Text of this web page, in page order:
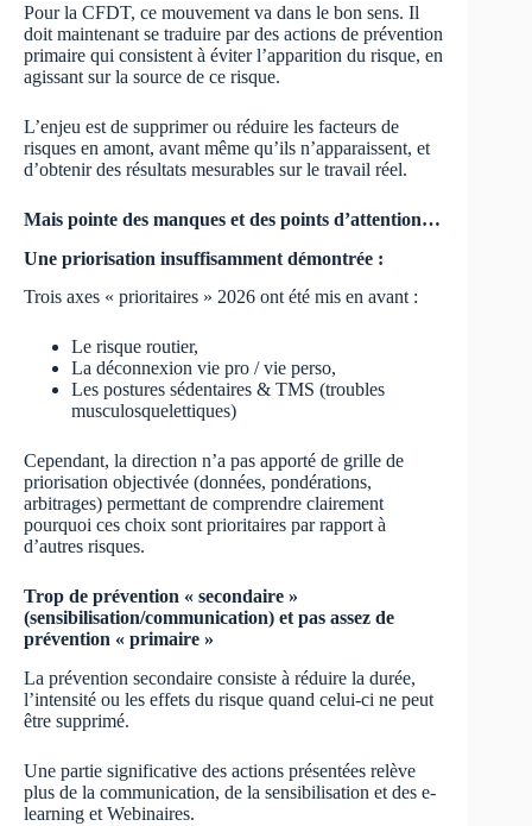
Pour la CFDT, ce mouvement va dans le bon sens. Il
doit maintenant se traduire par des actions de prévention
primaire qui consistent à éviter l’apparition du risque, en
agissant sur la source de ce risque.
L’enjeu est de supprimer ou réduire les facteurs de
risques en amont, avant même qu’ils n’apparaissent, et
d’obtenir des résultats mesurables sur le travail réel.
Mais pointe des manques et des points d’attention…
Une priorisation insuffisamment démontrée :
Trois axes « prioritaires » 2026 ont été mis en avant :
Le risque routier,
La déconnexion vie pro / vie perso,
Les postures sédentaires & TMS (troubles
musculosquelettiques)
Cependant, la direction n’a pas apporté de grille de
priorisation objectivée (données, pondérations,
arbitrages) permettant de comprendre clairement
pourquoi ces choix sont prioritaires par rapport à
d’autres risques.
Trop de prévention « secondaire »
(sensibilisation/communication) et pas assez de
prévention « primaire »
La prévention secondaire consiste à réduire la durée,
l’intensité ou les effets du risque quand celui-ci ne peut
être supprimé.
Une partie significative des actions présentées relève
plus de la communication, de la sensibilisation et des e-
learning et Webinaires.